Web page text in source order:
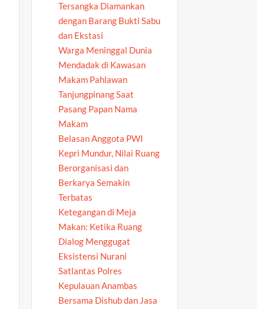
Tersangka Diamankan
dengan Barang Bukti Sabu
dan Ekstasi
Warga Meninggal Dunia
Mendadak di Kawasan
Makam Pahlawan
Tanjungpinang Saat
Pasang Papan Nama
Makam
Belasan Anggota PWI
Kepri Mundur, Nilai Ruang
Berorganisasi dan
Berkarya Semakin
Terbatas
Ketegangan di Meja
Makan: Ketika Ruang
Dialog Menggugat
Eksistensi Nurani
Satlantas Polres
Kepulauan Anambas
Bersama Dishub dan Jasa